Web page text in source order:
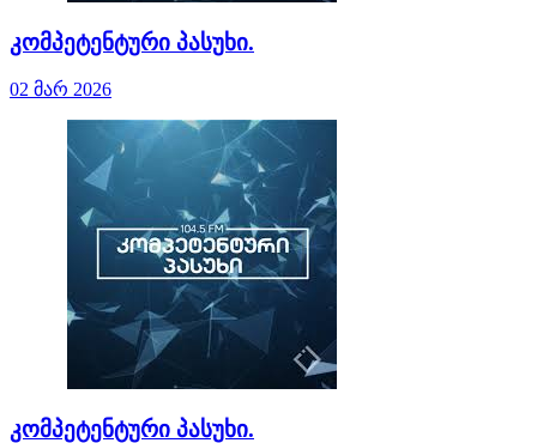
კომპეტენტური პასუხი.
02 მარ 2026
კომპეტენტური პასუხი.